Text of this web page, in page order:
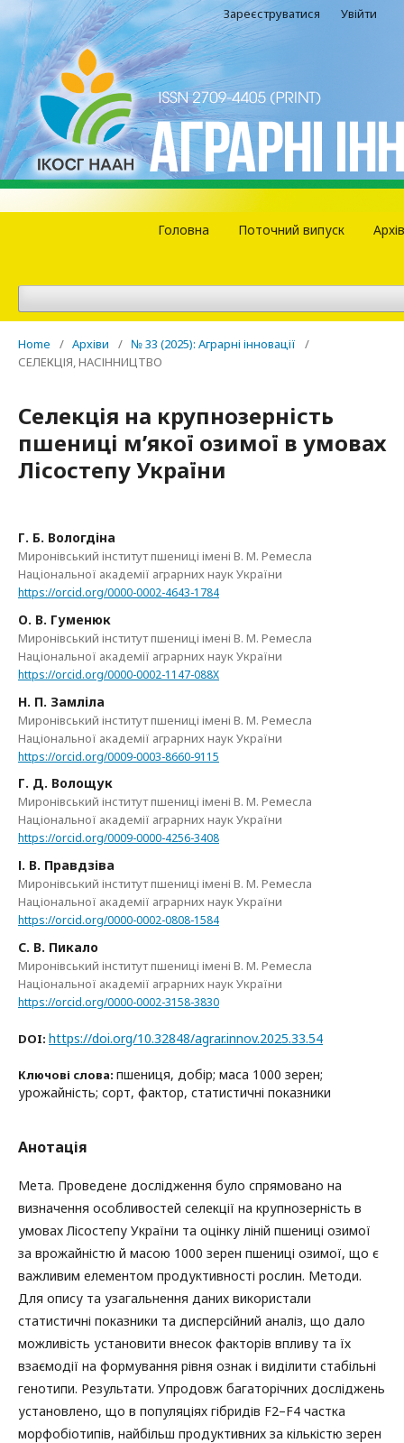
Головна Поточний випуск
Зареєструватися Увійти
Home / Архіви / № 33 (2025): Аграрні інновації
/
СЕЛЕКЦІЯ, НАСІННИЦТВО
Селекція на крупнозерність
пшениці м’якої озимої в умовах
Лісостепу України
Г. Б. Вологдіна
Миронівський інститут пшениці імені В. М. Ремесла
Національної академії аграрних наук України
https://orcid.org/0000-0002-4643-1784
О. В. Гуменюк
Миронівський інститут пшениці імені В. М. Ремесла
Національної академії аграрних наук України
https://orcid.org/0000-0002-1147-088X
Н. П. Замліла
Миронівський інститут пшениці імені В. М. Ремесла
Національної академії аграрних наук України
https://orcid.org/0009-0003-8660-9115
Г. Д. Волощук
Миронівський інститут пшениці імені В. М. Ремесла
Національної академії аграрних наук України
https://orcid.org/0009-0000-4256-3408
І. В. Правдзіва
Миронівський інститут пшениці імені В. М. Ремесла
Національної академії аграрних наук України
https://orcid.org/0000-0002-0808-1584
С. В. Пикало
Миронівський інститут пшениці імені В. М. Ремесла
Національної академії аграрних наук України
https://orcid.org/0000-0002-3158-3830
DOI: https://doi.org/10.32848/agrar.innov.2025.33.54
Ключові слова: пшениця, добір; маса 1000 зерен;
урожайність; сорт, фактор, статистичні показники
Анотація
Мета. Проведене дослідження було спрямовано на
визначення особливостей селекції на крупнозерність в
умовах Лісостепу України та оцінку ліній пшениці озимої
за врожайністю й масою 1000 зерен пшениці озимої, що є
важливим елементом продуктивності рослин. Методи.
Для опису та узагальнення даних використали
статистичні показники та дисперсійний аналіз, що дало
можливість установити внесок факторів впливу та їх
взаємодії на формування рівня ознак і виділити стабільні
генотипи. Результати. Упродовж багаторічних досліджень
установлено, що в популяціях гібридів F2–F4 частка
морфобіотипів, найбільш продуктивних за кількістю зерен